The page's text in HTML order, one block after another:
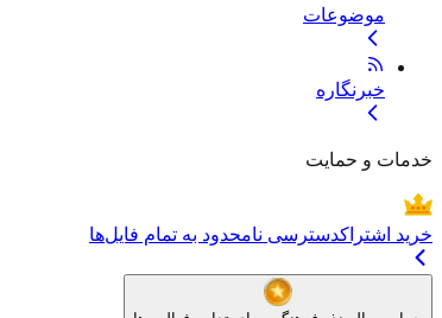
موضوعات
خبرنگاره
خدمات و حمایت
خرید اشتراکدسترسی نامحدود به تمام فایل‌ها